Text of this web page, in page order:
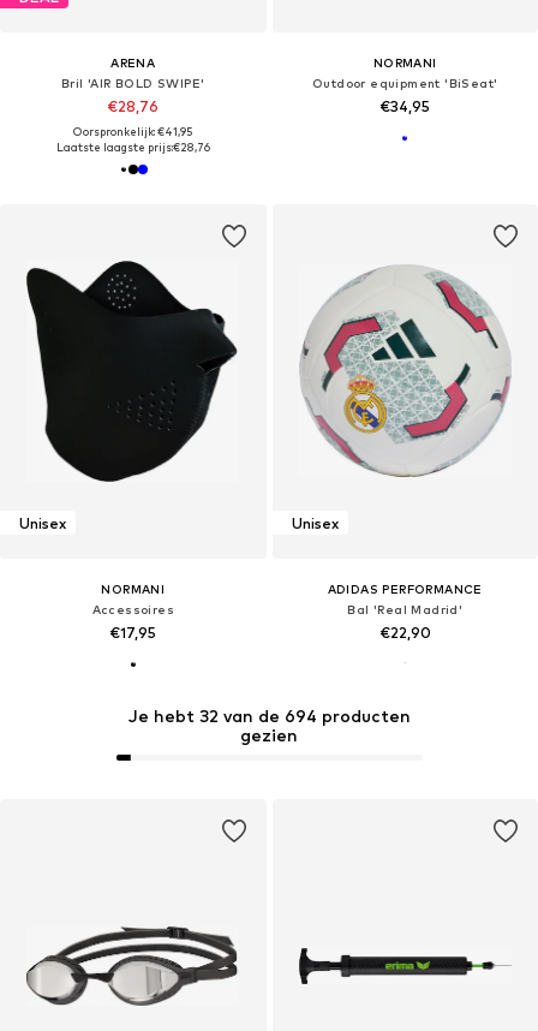
ARENA
Bril 'AIR BOLD SWIPE'
€28,76
Oorspronkelijk: €41,95
Laatste laagste prijs:€28,76
NORMANI
Outdoor equipment 'BiSeat'
€34,95
Unisex
NORMANI
Accessoires
€17,95
Unisex
ADIDAS PERFORMANCE
Bal 'Real Madrid'
€22,90
Je hebt 32 van de 694 producten
gezien